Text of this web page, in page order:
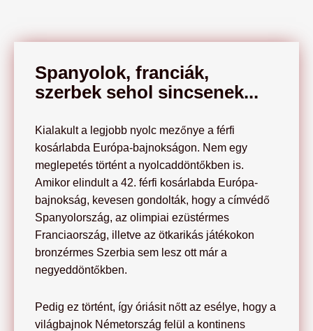
Spanyolok, franciák,
szerbek sehol sincsenek...
Kialakult a legjobb nyolc mezőnye a férfi
kosárlabda Európa-bajnokságon. Nem egy
meglepetés történt a nyolcaddöntőkben is.
Amikor elindult a 42. férfi kosárlabda Európa-
bajnokság, kevesen gondolták, hogy a címvédő
Spanyolország, az olimpiai ezüstérmes
Franciaország, illetve az ötkarikás játékokon
bronzérmes Szerbia sem lesz ott már a
negyeddöntőkben.
Pedig ez történt, így óriásit nőtt az esélye, hogy a
világbajnok Németország felül a kontinens